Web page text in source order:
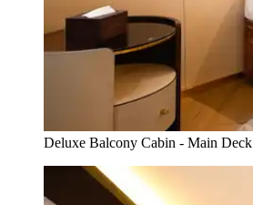
Deluxe Balcony Cabin - Main Deck